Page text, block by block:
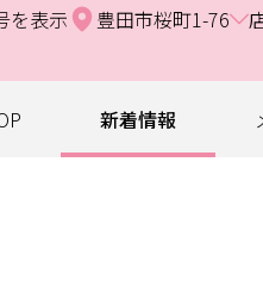
を表示 豊田市桜町1-76
新着情報